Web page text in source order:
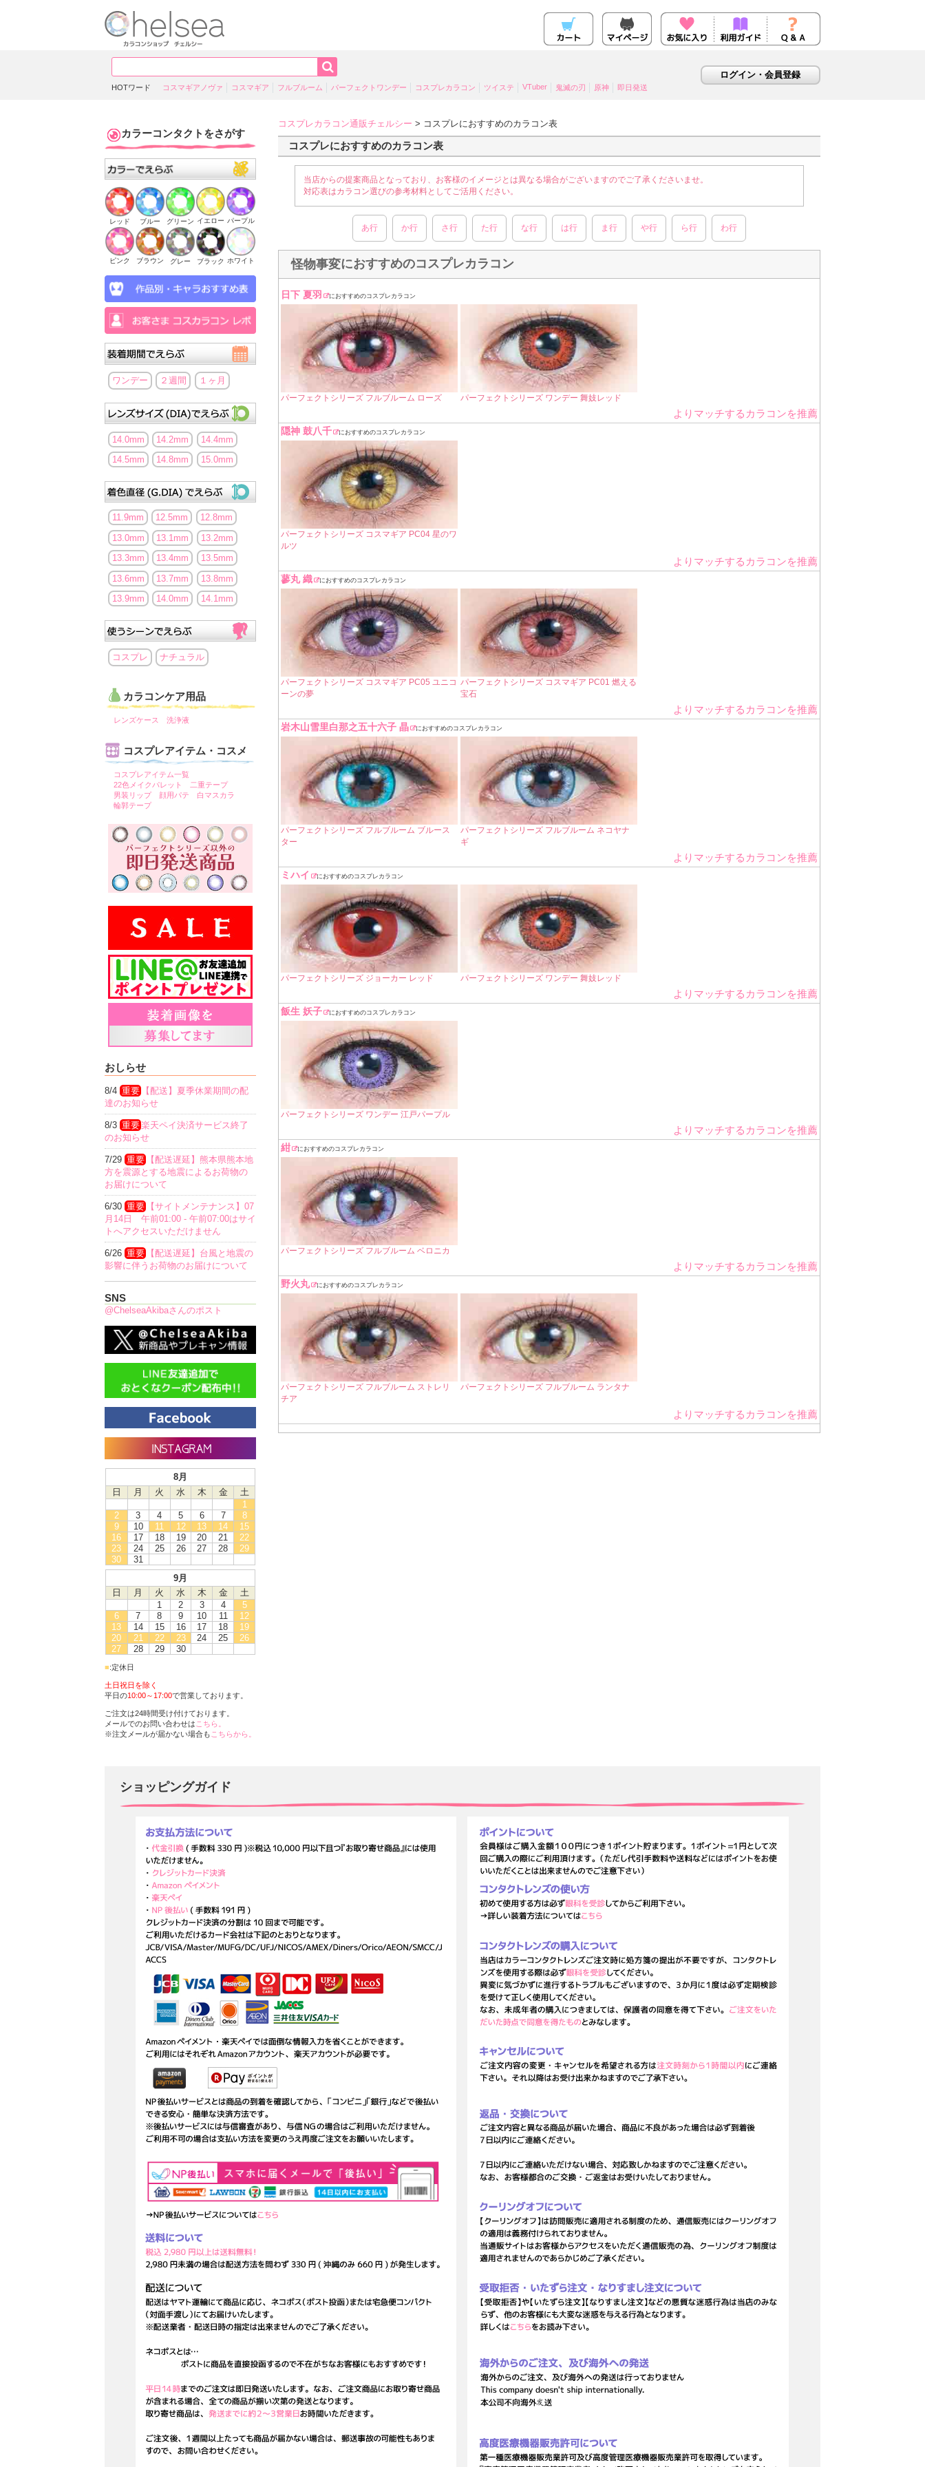
HOTワード コスマギアノヴァ コスマギア フルブルーム パーフェクトワンデー コスプレカラコン ツイステ VTuber 鬼滅の刃 原神 即日発送
カラーコンタクトをさがす
レッド ブルー グリーン イエロー パープル
ピンク ブラウン グレー ブラック ホワイト
ワンデー ２週間 １ヶ月
14.0mm 14.2mm
14.4mm
14.5mm
14.8mm 15.0mm
11.9mm 12.5mm
12.8mm
13.0mm
13.1mm
13.2mm
13.3mm
13.4mm
13.5mm
13.6mm
13.7mm
13.8mm
13.9mm
14.0mm 14.1mm
コスプレ ナチュラル
カラコンケア用品
レンズケース 洗浄液
コスプレアイテム・コスメ
コスプレアイテム一覧
22色メイクパレット
二重テープ
男装リップ
顔用パテ
白マスカラ
輪郭テープ
おしらせ
8/4 重要
【配送】夏季休業期間の配
達のお知らせ
8/3 重要楽天ペイ決済サービス終了
のお知らせ
7/29 重要
【配送遅延】熊本県熊本地
方を震源とする地震によるお荷物の
お届けについて
6/30 重要
【サイトメンテナンス】07
月14日 午前01:00 - 午前07:00はサイ
トへアクセスいただけません
6/26 重要
【配送遅延】台風と地震の
影響に伴うお荷物のお届けについて
SNS
@ChelseaAkibaさんのポスト
8月
日
月 火 水 木 金
土
1
2
3 4 5 6 7
8
9
10 11 12 13 14
15
16
17 18 19 20 21
22
23
24 25 26 27 28
29
30
31
9月
日
月 火 水 木 金
土
1
2 3 4
5
6
7 8 9 10 11
12
13
14 15 16 17 18
19
20
21 22 23 24 25
26
27
28 29 30
■:定休日
土日祝日を除く
平日の10:00～17:00で営業しております。
ご注文は24時間受け付けております。
メールでのお問い合わせは こちら。
※注文メールが届かない場合も こちらから。
コスプレカラコン通販チェルシー > コスプレにおすすめのカラコン表
コスプレにおすすめのカラコン表
当店からの提案商品となっており、お客様のイメージとは異なる場合がございますのでご了承くださいませ。
対応表はカラコン選びの参考材料としてご活用ください。
あ行 か行 さ行 た行 な行 は行 ま行 や行 ら行 わ行
怪物事変におすすめのコスプレカラコン
日下 夏羽 におすすめのコスプレカラコン
パーフェクトシリーズ フルブルーム ローズ パーフェクトシリーズ ワンデー 舞妓レッド
よりマッチするカラコンを推薦
隠神 鼓八千 におすすめのコスプレカラコン
パーフェクトシリーズ コスマギア PC04 星のワ
ルツ
よりマッチするカラコンを推薦
蓼丸 織 におすすめのコスプレカラコン
パーフェクトシリーズ コスマギア PC05 ユニコ
ーンの夢
パーフェクトシリーズ コスマギア PC01 燃える
宝石
よりマッチするカラコンを推薦
岩木山雪里白那之五十六子 晶 におすすめのコスプレカラコン
パーフェクトシリーズ フルブルーム ブルース
ター
パーフェクトシリーズ フルブルーム ネコヤナ
ギ
よりマッチするカラコンを推薦
ミハイ におすすめのコスプレカラコン
パーフェクトシリーズ ジョーカー レッド パーフェクトシリーズ ワンデー 舞妓レッド
よりマッチするカラコンを推薦
飯生 妖子 におすすめのコスプレカラコン
パーフェクトシリーズ ワンデー 江戸パープル
よりマッチするカラコンを推薦
紺 におすすめのコスプレカラコン
パーフェクトシリーズ フルブルーム ベロニカ
よりマッチするカラコンを推薦
野火丸 におすすめのコスプレカラコン
パーフェクトシリーズ フルブルーム ストレリ
チア
パーフェクトシリーズ フルブルーム ランタナ
よりマッチするカラコンを推薦
ショッピングガイド